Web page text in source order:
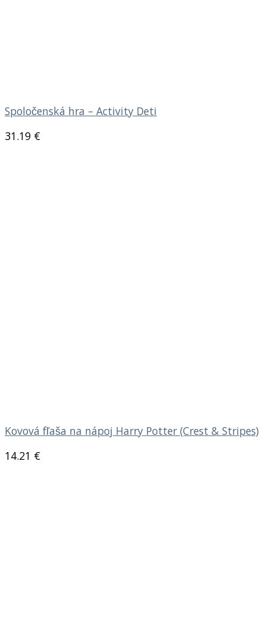
Spoločenská hra – Activity Deti
31.19 €
Kovová fľaša na nápoj Harry Potter (Crest & Stripes)
14.21 €